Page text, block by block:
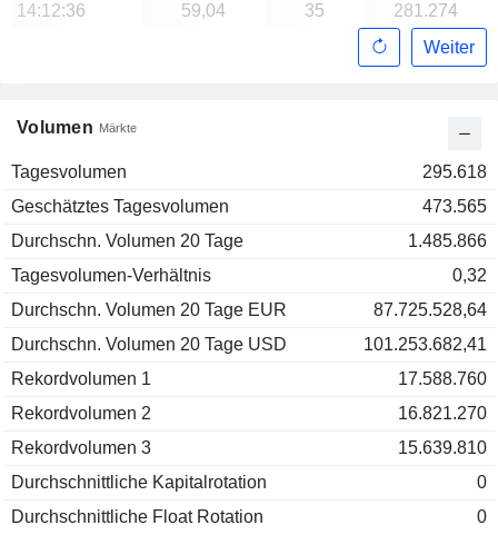
Volumen Märkte
Tagesvolumen
295.618
Geschätztes Tagesvolumen
473.565
Durchschn. Volumen 20 Tage
1.485.866
Tagesvolumen-Verhältnis
0,32
Durchschn. Volumen 20 Tage EUR
87.725.528,64
Durchschn. Volumen 20 Tage USD
101.253.682,41
Rekordvolumen 1
17.588.760
Rekordvolumen 2
16.821.270
Rekordvolumen 3
15.639.810
Durchschnittliche Kapitalrotation
0
Durchschnittliche Float Rotation
0
14:12:36
59,04 35
281.274
Weiter